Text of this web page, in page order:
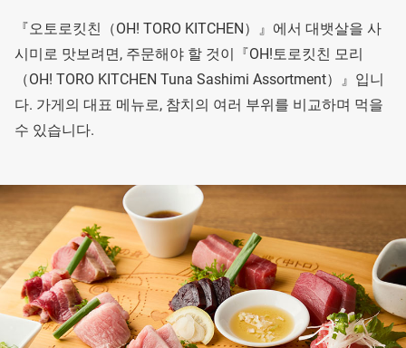
『오토로킷친（OH! TORO KITCHEN）』에서 대뱃살을 사
시미로 맛보려면, 주문해야 할 것이『OH!토로킷친 모리
（OH! TORO KITCHEN Tuna Sashimi Assortment）』입니
다. 가게의 대표 메뉴로, 참치의 여러 부위를 비교하며 먹을
수 있습니다.